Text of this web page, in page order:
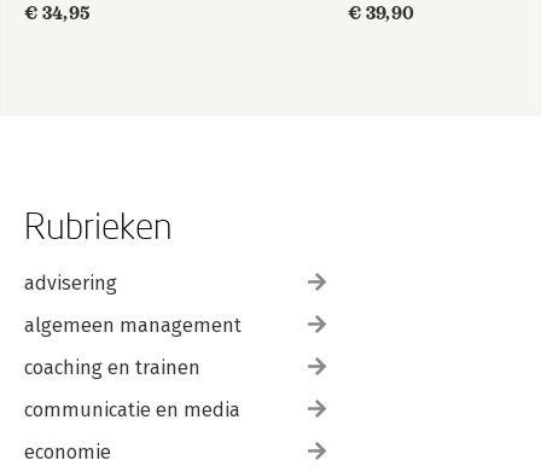
€ 34,95
€ 39,90
Rubrieken
advisering
algemeen management
coaching en trainen
communicatie en media
economie